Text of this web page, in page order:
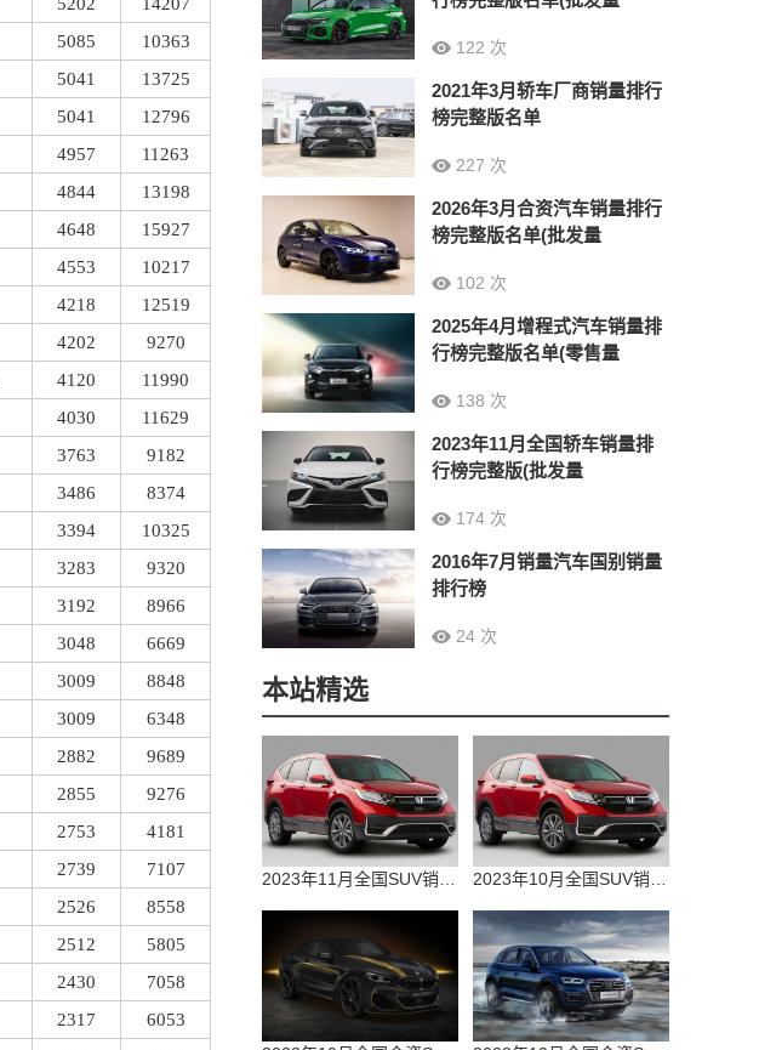
5085
10363
5041
13725
5041
12796
4957
11263
4844
13198
4648
15927
4553
10217
4218
12519
4202
9270
4120
11990
4030
11629
3763
9182
3486
8374
3394
10325
3283
9320
3192
8966
3048
6669
3009
8848
3009
6348
2882
9689
2855
9276
2753
4181
2739
7107
2526
8558
2512
5805
2430
7058
2317
6053
122 次
2021年3月轿车厂商销量排行
榜完整版名单
227 次
2026年3月合资汽车销量排行
榜完整版名单(批发量
102 次
2025年4月增程式汽车销量排
行榜完整版名单(零售量
138 次
2023年11月全国轿车销量排
行榜完整版(批发量
174 次
2016年7月销量汽车国别销量
排行榜
24 次
本站精选